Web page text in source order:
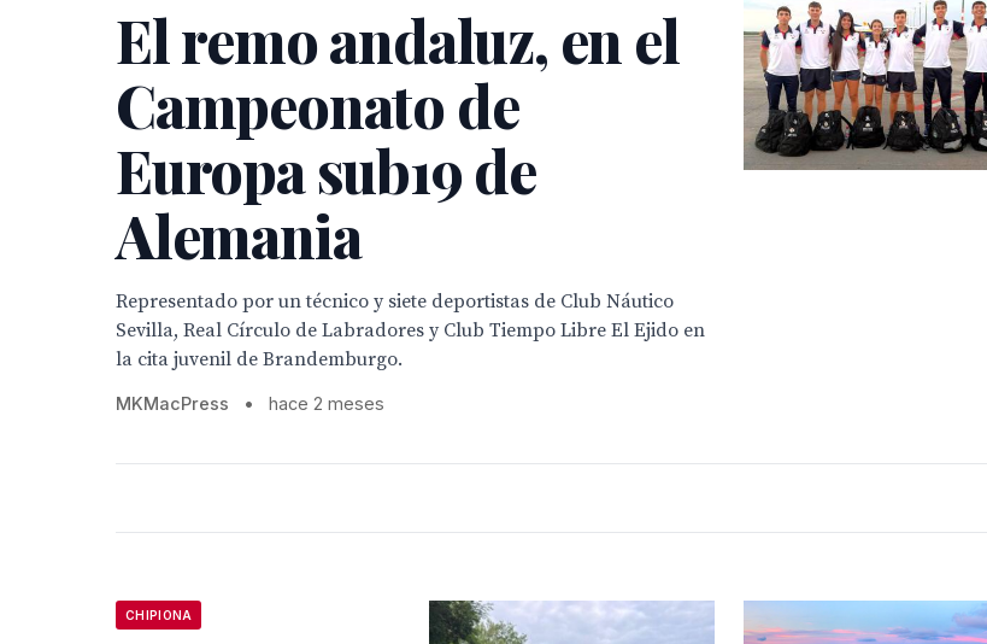
El remo andaluz, en el
Campeonato de
Europa sub19 de
Alemania
Representado por un técnico y siete deportistas de Club Náutico
Sevilla, Real Círculo de Labradores y Club Tiempo Libre El Ejido en
la cita juvenil de Brandemburgo.
MKMacPress • hace 2 meses
CHIPIONA